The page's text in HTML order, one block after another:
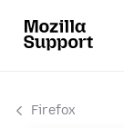
Firefox